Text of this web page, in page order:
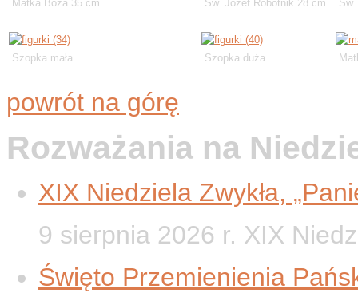
Matka Boża 35 cm Św. Józef Robotnik 28 cm
Szopka mała Szopka duża
powrót na górę
Rozważania na
XIX Niedziela Zwykła,
9 sierpnia 2026 r. XIX
Święto Przemienienia